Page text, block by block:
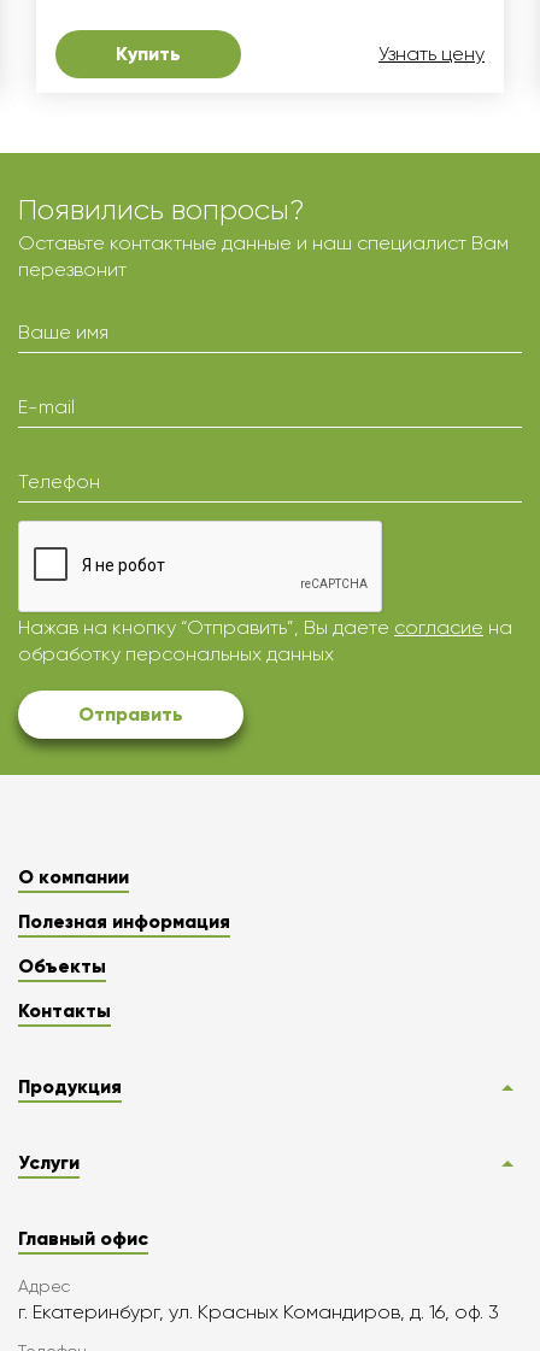
Купить Узнать цену
Появились вопросы?
Оставьте контактные данные и наш специалист Вам
перезвонит
Ваше имя
E-mail
Телефон
Нажав на кнопку “Отправить”, Вы даете согласие на
обработку персональных данных
Отправить
О компании
Полезная информация
Объекты
Контакты
Продукция
Услуги
Главный офис
Адрес
г. Екатеринбург, ул. Красных Командиров, д. 16, оф. 3